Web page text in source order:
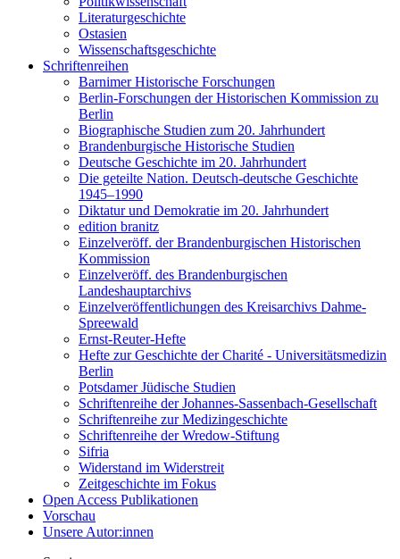
Literaturgeschichte
Ostasien
Wissenschaftsgeschichte
Schriftenreihen
Barnimer Historische Forschungen
Berlin-Forschungen der Historischen Kommission zu
Berlin
Biographische Studien zum 20. Jahrhundert
Brandenburgische Historische Studien
Deutsche Geschichte im 20. Jahrhundert
Die geteilte Nation. Deutsch-deutsche Geschichte
1945–1990
Diktatur und Demokratie im 20. Jahrhundert
edition branitz
Einzelveröff. der Brandenburgischen Historischen
Kommission
Einzelveröff. des Brandenburgischen
Landeshauptarchivs
Einzelveröffentlichungen des Kreisarchivs Dahme-
Spreewald
Ernst-Reuter-Hefte
Hefte zur Geschichte der Charité - Universitätsmedizin
Berlin
Potsdamer Jüdische Studien
Schriftenreihe der Johannes-Sassenbach-Gesellschaft
Schriftenreihe zur Medizingeschichte
Schriftenreihe der Wredow-Stiftung
Sifria
Widerstand im Widerstreit
Zeitgeschichte im Fokus
Open Access Publikationen
Vorschau
Unsere Autor:innen